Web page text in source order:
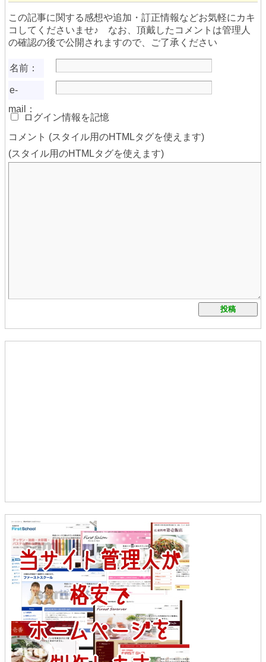
この記事に関する感想や追加・訂正情報などお気軽にカキ
コしてくださいませ♪ なお、頂戴したコメントは管理人
の確認の後で公開されますので、ご了承ください
名前：
e-
mail：
ログイン情報を記憶
コメント (スタイル用のHTMLタグを使えます)
(スタイル用のHTMLタグを使えます)